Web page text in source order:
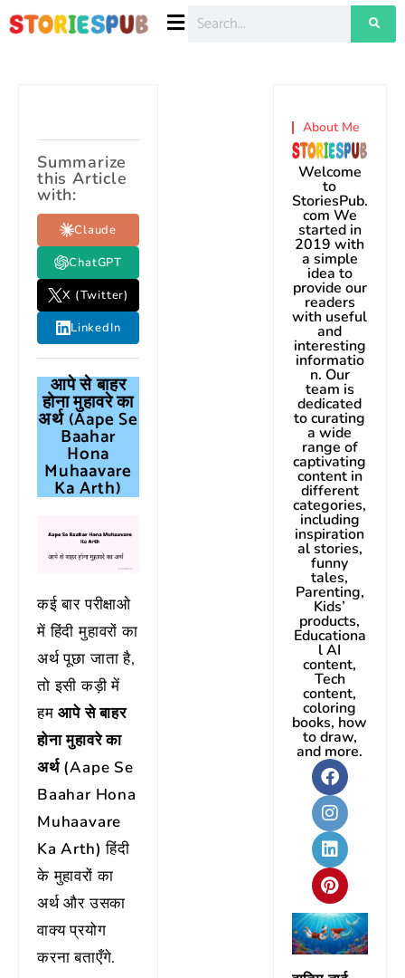
Summarize
this Article
with:
Claude
ChatGPT
X (Twitter)
LinkedIn
आपेसेबाहर
होना मुहावरे का
अर्थ (Aape Se
Baahar
Hona
Muhaavare
Ka Arth)
कई बार परीक्षाओ
में हिंदी मुहावरों का
अर्थ पूछा जाता है,
तो इसी कड़ी में
हमआपे से बाहर
होना मुहावरेका
अर्थ (Aape Se
Baahar Hona
Muhaavare
Ka Arth) हिंदी
के मुहावरों का
अर्थ और उसका
वाक्य प्रयोग
करना बताएँगे.
About Me
Welcome
to
StoriesPub.
com We
started in
2019 with
a simple
idea to
provide our
readers
with useful
and
interesting
informatio
n. Our
team is
dedicated
to curating
a wide
range of
captivating
content in
different
categories,
including
inspiration
al stories,
funny
tales,
Parenting,
Kids’
products,
Educationa
l AI
content,
Tech
content,
coloring
books, how
to draw,
and more.